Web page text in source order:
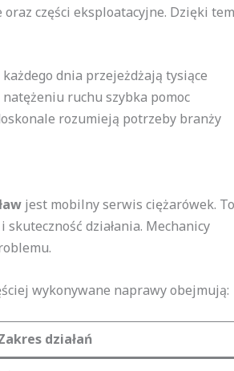
części eksploatacyjne. Dzięki
dnia przejeżdżają tysiące
ruchu szybka pomoc
rozumieją potrzeby branży
jest mobilny serwis ciężarówek. To
działania. Mechanicy
wykonywane naprawy obejmują:
działań